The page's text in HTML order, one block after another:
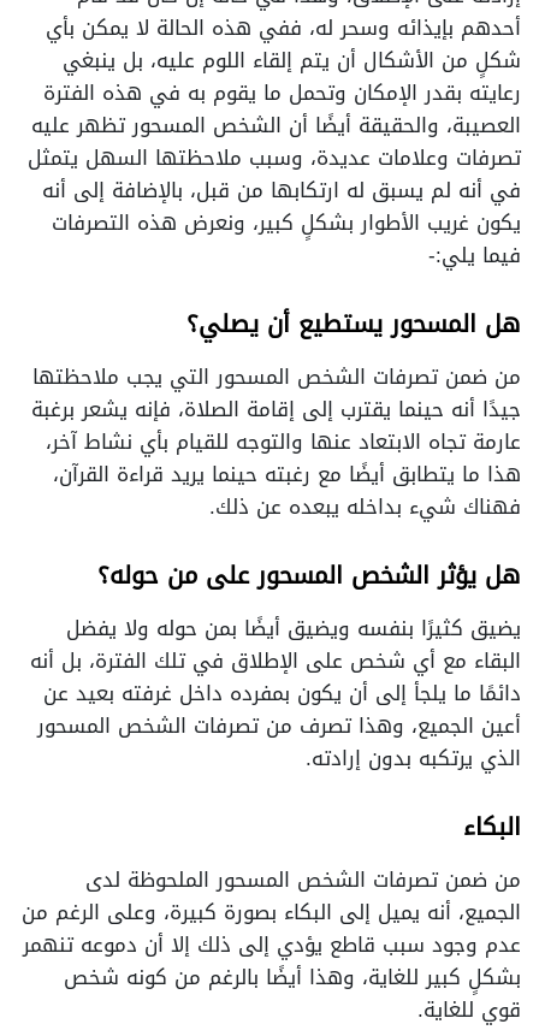
أحدهم بإيذائه وسحر له، ففي هذه الحالة لا يمكن بأي
شكلٍ من الأشكال أن يتم إلقاء اللوم عليه، بل ينبغي
رعايته بقدر الإمكان وتحمل ما يقوم به في هذه الفترة
العصيبة، والحقيقة أيضًا أن الشخص المسحور تظهر عليه
تصرفات وعلامات عديدة، وسبب ملاحظتها السهل يتمثل
في أنه لم يسبق له ارتكابها من قبل، بالإضافة إلى أنه
يكون غريب الأطوار بشكلٍ كبير، ونعرض هذه التصرفات
فيما يلي:-
هل المسحور يستطيع أن يصلي؟
من ضمن تصرفات الشخص المسحور التي يجب ملاحظتها
جيدًا أنه حينما يقترب إلى إقامة الصلاة، فإنه يشعر برغبة
عارمة تجاه الابتعاد عنها والتوجه للقيام بأي نشاط آخر،
هذا ما يتطابق أيضًا مع رغبته حينما يريد قراءة القرآن،
فهناك شيء بداخله يبعده عن ذلك.
هل يؤثر الشخص المسحور على من حوله؟
يضيق كثيرًا بنفسه ويضيق أيضًا بمن حوله ولا يفضل
البقاء مع أي شخص على الإطلاق في تلك الفترة، بل أنه
دائمًا ما يلجأ إلى أن يكون بمفرده داخل غرفته بعيد عن
أعين الجميع، وهذا تصرف من تصرفات الشخص المسحور
الذي يرتكبه بدون إرادته.
البكاء
من ضمن تصرفات الشخص المسحور الملحوظة لدى
الجميع، أنه يميل إلى البكاء بصورة كبيرة، وعلى الرغم من
عدم وجود سبب قاطع يؤدي إلى ذلك إلا أن دموعه تنهمر
بشكلٍ كبير للغاية، وهذا أيضًا بالرغم من كونه شخص
قوي للغاية.